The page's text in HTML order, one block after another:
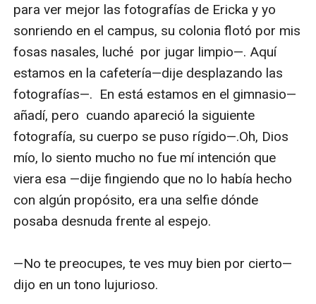
hora de reemplazarla —respondí tomando luego
otro trago—. Lo peor de todo que está nueva
chica tiene la misma edad que mí hija —agregue.
—Entonces, qué te detiene?— preguntó.
—¿Detenerme de qué?—dije.
—De follar con ella ¿Qué te detiene? ¿Ella está
dispuesta?—interrogó.
Con lo que había visto hoy estaba seguro que
ella  estaba dispuesta.
para ver mejor las fotografías de Ericka y yo
sonriendo en el campus, su colonia flotó por mis
fosas nasales, luché  por jugar limpio—. Aquí
estamos en la cafetería—dije desplazando las
fotografías—.  En está estamos en el gimnasio—
añadí, pero  cuando apareció la siguiente
fotografía, su cuerpo se puso rígido—.Oh, Dios
mío, lo siento mucho no fue mí intención que
viera esa —dije fingiendo que no lo había hecho
con algún propósito, era una selfie dónde
posaba desnuda frente al espejo.
—No te preocupes, te ves muy bien por cierto—
dijo en un tono lujurioso.